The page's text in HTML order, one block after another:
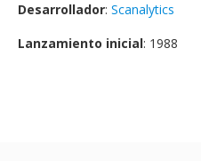
Desarrollador: Scanalytics
Lanzamiento inicial: 1988